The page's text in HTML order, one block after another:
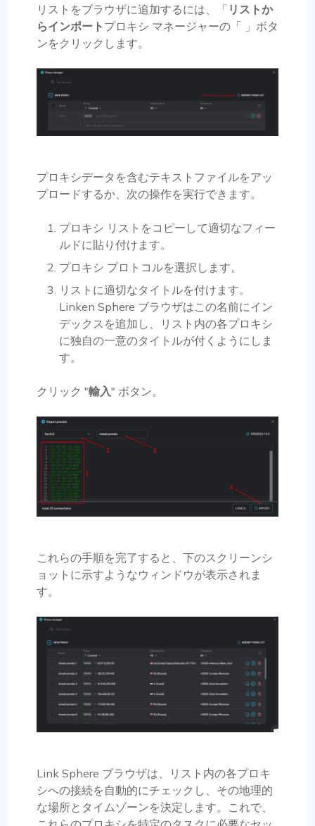
リストをブラウザに追加するには、「 リストか
らインポート プロキシ マネージャーの「 」ボタ
ンをクリックします。
プロキシデータを含むテキストファイルをアッ
プロードするか、次の操作を実行できます。
プロキシ リストをコピーして適切なフィー
ルドに貼り付けます。
プロキシ プロトコルを選択します。
リストに適切なタイトルを付けます。
Linken Sphere ブラウザはこの名前にイン
デックスを追加し、リスト内の各プロキシ
に独自の一意のタイトルが付くようにしま
す。
クリック "輸入" ボタン。
これらの手順を完了すると、下のスクリーンシ
ョットに示すようなウィンドウが表示されま
す。
Link Sphere ブラウザは、リスト内の各プロキ
シへの接続を自動的にチェックし、その地理的
な場所とタイムゾーンを決定します。これで、